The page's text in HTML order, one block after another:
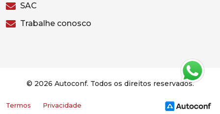
SAC
Trabalhe conosco
© 2026 Autoconf. Todos os direitos reservados.
Termos Privacidade